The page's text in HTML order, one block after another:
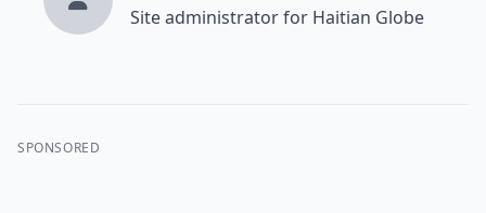
Site administrator for Haitian Globe
SPONSORED